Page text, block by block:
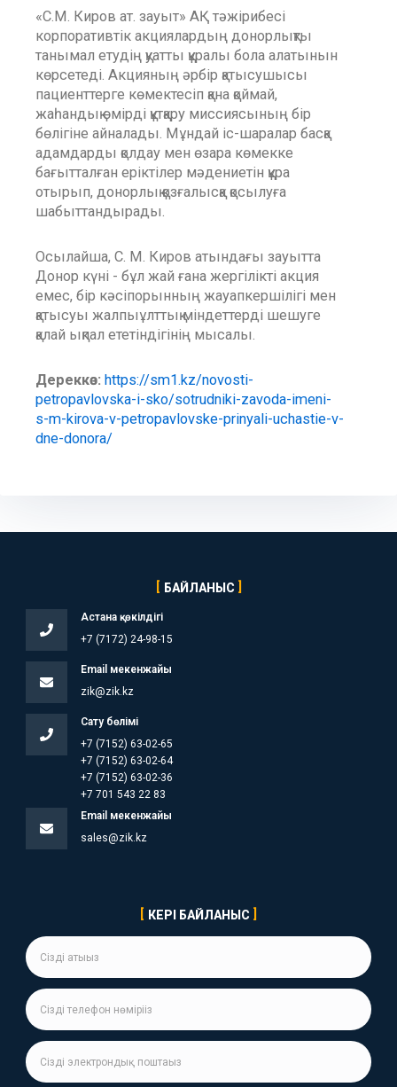
«С.М. Киров ат. зауыт» АҚ тәжірибесі
корпоративтік акциялардың донорлықты
танымал етудің қуатты құралы бола алатынын
көрсетеді. Акцияның әрбір қатысушысы
пациенттерге көмектесіп қана қоймай,
жаһандық өмірді құтқару миссиясының бір
бөлігіне айналады. Мұндай іс-шаралар басқа
адамдарды қолдау мен өзара көмекке
бағытталған еріктілер мәдениетін құра
отырып, донорлық қозғалысқа қосылуға
шабыттандырады.
Осылайша, С. М. Киров атындағы зауытта
Донор күні - бұл жай ғана жергілікті акция
емес, бір кәсіпорынның жауапкершілігі мен
қатысуы жалпыұлттық міндеттерді шешуге
қалай ықпал ететіндігінің мысалы.
Дереккөз: https://sm1.kz/novosti-
petropavlovska-i-sko/sotrudniki-zavoda-imeni-
s-m-kirova-v-petropavlovske-prinyali-uchastie-v-
dne-donora/
БАЙЛАНЫС
Астана қ. өкілдігі
+7 (7172) 24-98-15
Email мекенжайы
zik@zik.kz
Сату бөлімі
+7 (7152) 63-02-65
+7 (7152) 63-02-64
+7 (7152) 63-02-36
+7 701 543 22 83
Email мекенжайы
sales@zik.kz
КЕРІ БАЙЛАНЫС